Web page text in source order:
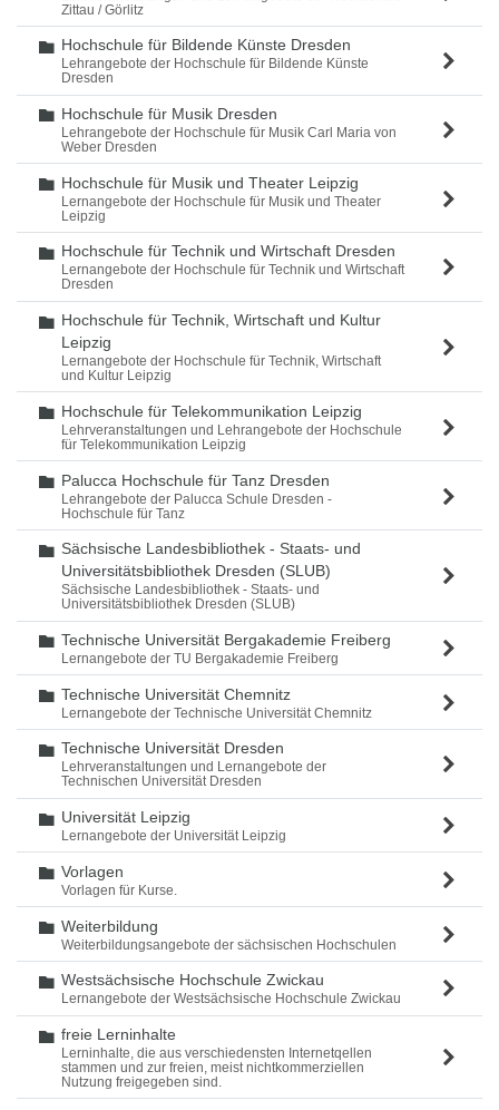
Zittau / Görlitz
Ordner
Hochschule für Bildende Künste Dresden
Lehrangebote der Hochschule für Bildende Künste
Dresden
Ordner
Hochschule für Musik Dresden
Lehrangebote der Hochschule für Musik Carl Maria von
Weber Dresden
Ordner
Hochschule für Musik und Theater Leipzig
Lernangebote der Hochschule für Musik und Theater
Leipzig
Ordner
Hochschule für Technik und Wirtschaft Dresden
Lernangebote der Hochschule für Technik und Wirtschaft
Dresden
Ordner
Hochschule für Technik, Wirtschaft und Kultur
Leipzig
Lernangebote der Hochschule für Technik, Wirtschaft
und Kultur Leipzig
Ordner
Hochschule für Telekommunikation Leipzig
Lehrveranstaltungen und Lehrangebote der Hochschule
für Telekommunikation Leipzig
Ordner
Palucca Hochschule für Tanz Dresden
Lehrangebote der Palucca Schule Dresden -
Hochschule für Tanz
Ordner
Sächsische Landesbibliothek - Staats- und
Universitätsbibliothek Dresden (SLUB)
Sächsische Landesbibliothek - Staats- und
Universitätsbibliothek Dresden (SLUB)
Ordner
Technische Universität Bergakademie Freiberg
Lernangebote der TU Bergakademie Freiberg
Ordner
Technische Universität Chemnitz
Lernangebote der Technische Universität Chemnitz
Ordner
Technische Universität Dresden
Lehrveranstaltungen und Lernangebote der
Technischen Universität Dresden
Ordner
Universität Leipzig
Lernangebote der Universität Leipzig
Ordner
Vorlagen
Vorlagen für Kurse.
Ordner
Weiterbildung
Weiterbildungsangebote der sächsischen Hochschulen
Ordner
Westsächsische Hochschule Zwickau
Lernangebote der Westsächsische Hochschule Zwickau
Ordner
freie Lerninhalte
Lerninhalte, die aus verschiedensten Internetqellen
stammen und zur freien, meist nichtkommerziellen
Nutzung freigegeben sind.